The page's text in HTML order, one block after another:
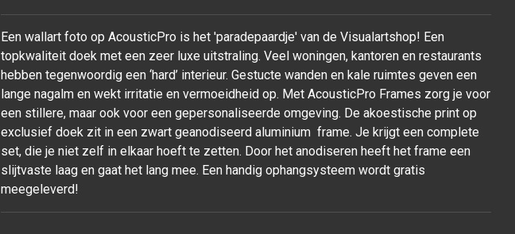
Een wallart foto op AcousticPro is het 'paradepaardje' van de Visualartshop! Een
topkwaliteit doek met een zeer luxe uitstraling. Veel woningen, kantoren en restaurants
hebben tegenwoordig een ‘hard’ interieur. Gestucte wanden en kale ruimtes geven een
lange nagalm en wekt irritatie en vermoeidheid op. Met AcousticPro Frames zorg je voor
een stillere, maar ook voor een gepersonaliseerde omgeving. De akoestische print op
exclusief doek zit in een zwart geanodiseerd aluminium frame. Je krijgt een complete
set, die je niet zelf in elkaar hoeft te zetten. Door het anodiseren heeft het frame een
slijtvaste laag en gaat het lang mee. Een handig ophangsysteem wordt gratis
meegeleverd!